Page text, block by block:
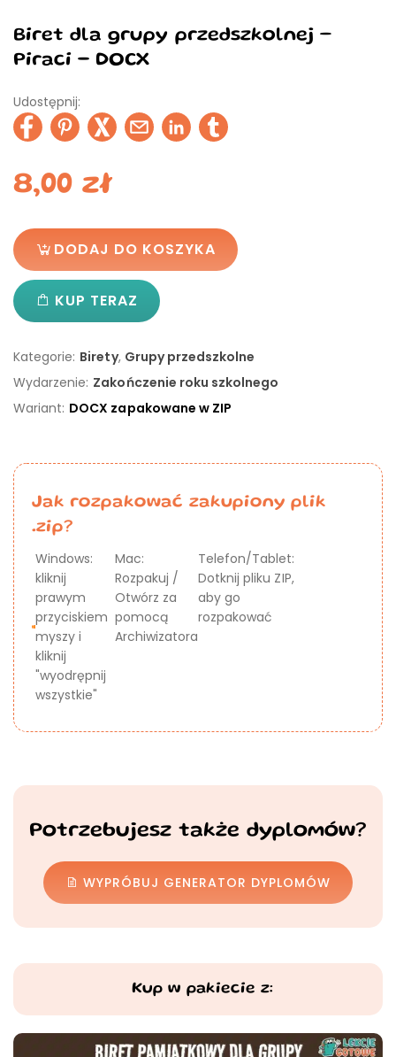
Biret dla grupy przedszkolnej –
Piraci - DOCX
Udostępnij:
8,00zł
DODAJ DO KOSZYKA
KUP TERAZ
Kategorie: Birety, Grupy przedszkolne
Wydarzenie: Zakończenie roku szkolnego
Wariant: DOCX zapakowane w ZIP
Jak rozpakować zakupiony plik
.zip?
Windows:
kliknij
prawym
przyciskiem
myszy i
kliknij
"wyodrępnij
wszystkie"
Mac:
Rozpakuj /
Otwórz za
pomocą
Archiwizatora
Telefon/Tablet:
Dotknij pliku ZIP,
aby go
rozpakować
Potrzebujesz także dyplomów?
WYPRÓBUJ GENERATOR DYPLOMÓW
Kup w pakiecie z: